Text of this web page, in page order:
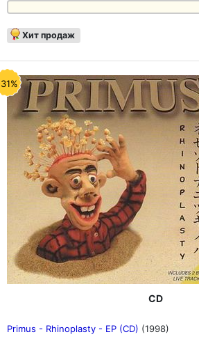
Хит продаж
CD
Primus - Rhinoplasty - EP (CD) (1998)